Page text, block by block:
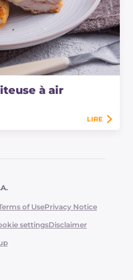
à air
LIRE
of UsePrivacy Notice
settingsDisclaimer